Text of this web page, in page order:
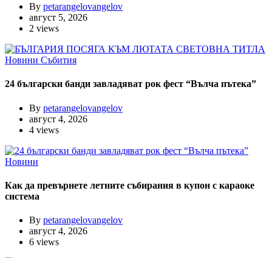
By petarangelovangelov
август 5, 2026
2 views
Новини Събития
24 български банди завладяват рок фест “Вълча пътека”
By petarangelovangelov
август 4, 2026
4 views
Новини
Как да превърнете летните събирания в купон с караоке
система
By petarangelovangelov
август 4, 2026
6 views